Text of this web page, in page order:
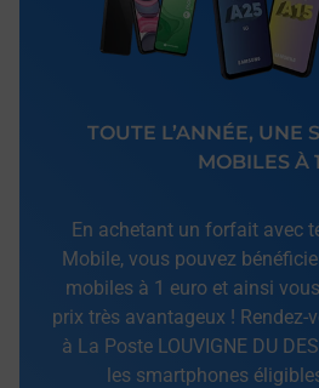
TOUTE L’ANNÉE, UNE
MOBILES À
En achetant un forfait avec
Mobile, vous pouvez
mobiles à 1 euro et ainsi
prix très avantageux ! Rendez-
à La Poste LOUVIGNE DU
les smartphones